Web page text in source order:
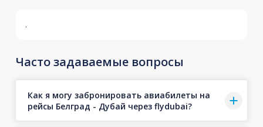
.
Часто задаваемые вопросы
Как я могу забронировать авиабилеты на
рейсы Белград - Дубай через flydubai?